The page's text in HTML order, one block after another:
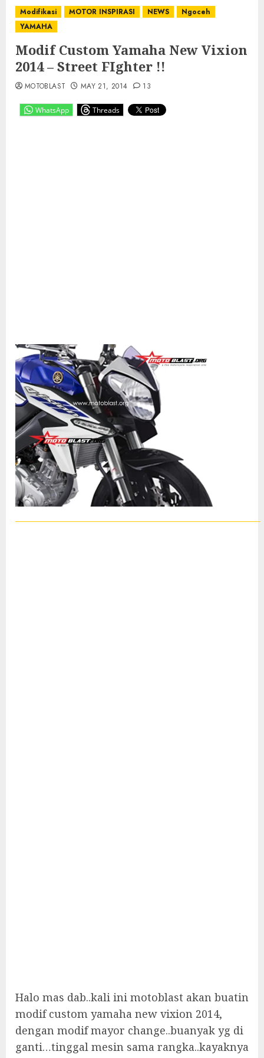
Modifikasi MOTOR INSPIRASI NEWS
Ngoceh
YAMAHA
Modif Custom Yamaha New Vixion
2014 – Street FIghter !!
WhatsApp Threads
MOTOBLAST MAY 21, 2014 13
Halo mas dab..kali ini motoblast akan buatin
modif custom yamaha new vixion 2014,
dengan modif mayor change..buanyak yg di
ganti…tinggal mesin sama rangka..kayaknya